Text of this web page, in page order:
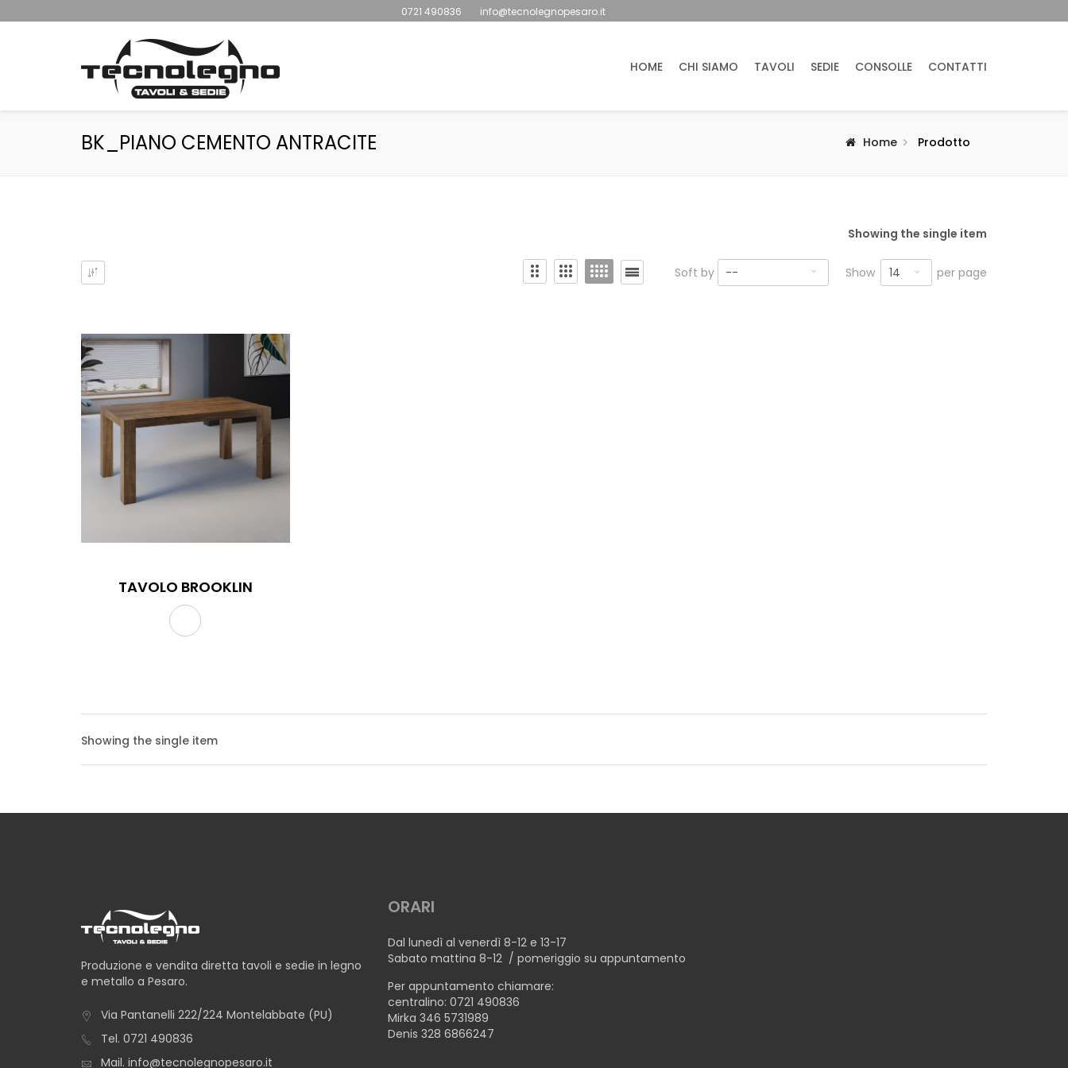
0721 490836 info@tecnolegnopesaro.it
HOME CHI SIAMO TAVOLI SEDIE CONSOLLE CONTATTI
BK_PIANO CEMENTO ANTRACITE Home Prodotto
Showing the single item
Soft by -- Show 14 per page
TAVOLO BROOKLIN
Showing the single item
Produzione e vendita diretta tavoli e sedie in legno
e metallo a Pesaro.
Via Pantanelli 222/224 Montelabbate (PU)
Tel. 0721 490836
Mail. info@tecnolegnopesaro.it
ORARI
Dal lunedì al venerdì 8-12 e 13-17
Sabato mattina 8-12 / pomeriggio su appuntamento
Per appuntamento chiamare:
centralino: 0721 490836
Mirka 346 5731989
Denis 328 6866247